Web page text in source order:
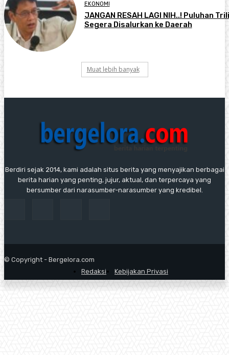
EKONOMI
JANGAN RESAH LAGI NIH..! Puluhan
Segera Disalurkan ke Daerah
Muat lebih banyak
Berdiri sejak 2014, kami adalah situs berita yang menyajikan berbagai
berita harian yang penting, jujur, aktual, dan terpercaya yang
bersumber dari narasumber-narasumber yang kredibel.
© Copyright - Bergelora.com
Redaksi
Kebijakan Privasi